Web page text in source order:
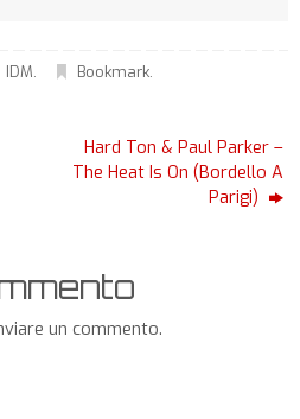
IDM. Bookmark.
Hard Ton & Paul Parker –
The Heat Is On (Bordello A
Parigi)
un commento.